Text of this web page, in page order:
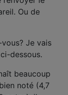
Ou de
Je vais
dessous.
beaucoup
noté (4,7